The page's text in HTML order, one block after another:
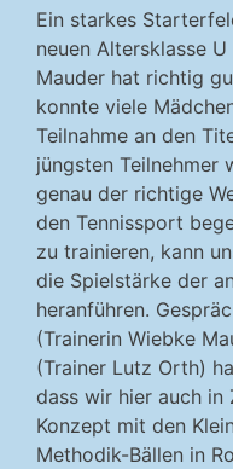
Ein starkes
neuen Altersklasse
Mauder hat richtig
konnte viele
Teilnahme an den
jüngsten Teilnehmer
genau der richtige
den Tennissport
zu trainieren, kann
die Spielstärke der
heranführen.
(Trainerin Wiebke
(Trainer Lutz Orth)
dass wir hier auch in
Konzept mit den
Methodik-Bällen in